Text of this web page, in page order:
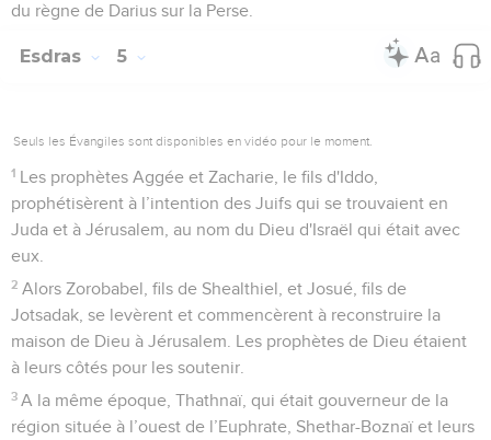
du règne de Darius sur la Perse.
Esdras 5
Seuls les Évangiles sont disponibles en vidéo pour le moment.
1 Les prophètes Aggée et Zacharie, le fils d'Iddo,
prophétisèrent à l’intention des Juifs qui se trouvaient en
Juda et à Jérusalem, au nom du Dieu d'Israël qui était avec
eux.
2 Alors Zorobabel, fils de Shealthiel, et Josué, fils de
Jotsadak, se levèrent et commencèrent à reconstruire la
maison de Dieu à Jérusalem. Les prophètes de Dieu étaient
à leurs côtés pour les soutenir.
3 A la même époque, Thathnaï, qui était gouverneur de la
région située à l’ouest de l’Euphrate, Shethar-Boznaï et leurs